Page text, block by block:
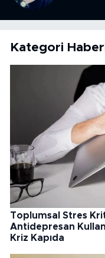
Kategori
Toplumsal Stres
Antidepresan
Kriz Kapıda